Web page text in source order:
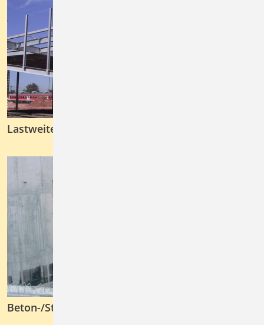
Lastweiterleitung
Beton-/Stahlbetonbau